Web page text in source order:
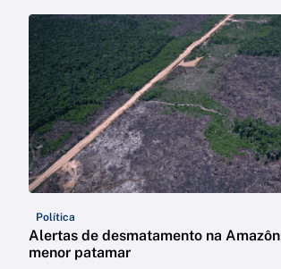
Política
Alertas de desmatamento na
menor patamar